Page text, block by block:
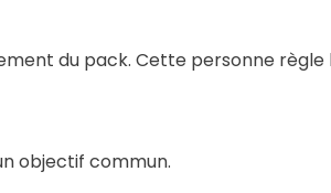
du pack. Cette personne
objectif commun.